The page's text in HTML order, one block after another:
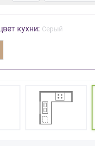
кухни: Серый